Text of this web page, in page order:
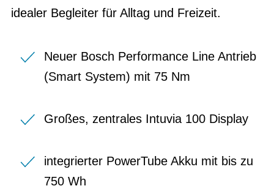
idealer Begleiter für Alltag und Freizeit.
Neuer Bosch Performance Line Antrieb
(Smart System) mit 75 Nm
Großes, zentrales Intuvia 100 Display
integrierter PowerTube Akku mit bis zu
750 Wh